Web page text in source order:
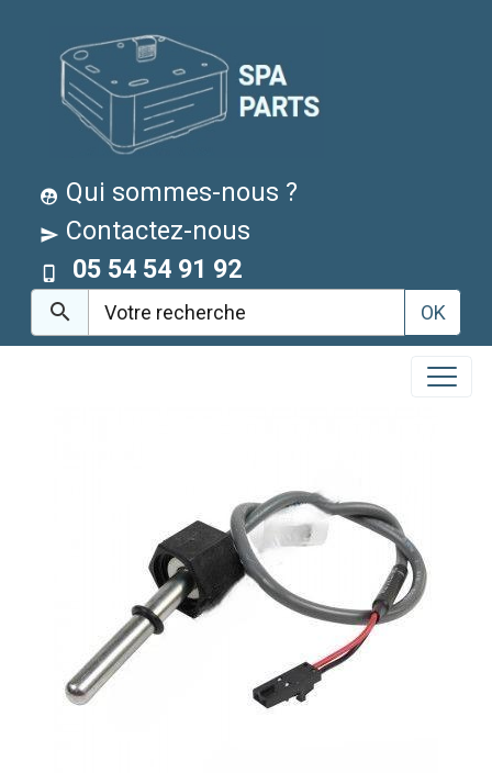
Qui sommes-nous ?
Contactez-nous
05 54 54 91 92
OK